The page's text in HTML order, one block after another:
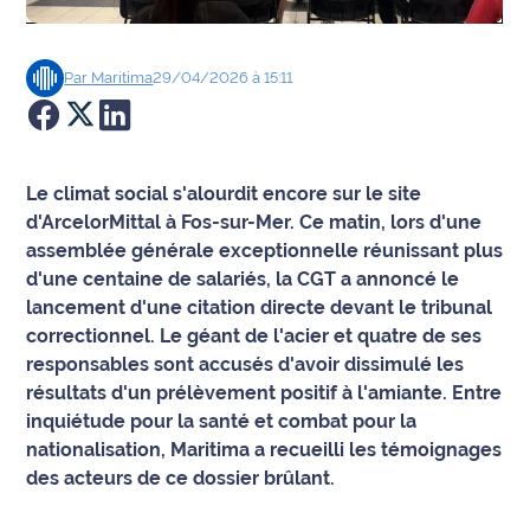
Société
Culture
Éducation
Emploi
Environnement
Info
route
Justice
Par Maritima29/04/2026 à 15:11
Le climat social s'alourdit encore sur le site
d'ArcelorMittal à Fos-sur-Mer. Ce matin, lors d'une
assemblée générale exceptionnelle réunissant plus
d'une centaine de salariés, la CGT a annoncé le
lancement d'une citation directe devant le tribunal
correctionnel. Le géant de l'acier et quatre de ses
responsables sont accusés d'avoir dissimulé les
résultats d'un prélèvement positif à l'amiante. Entre
inquiétude pour la santé et combat pour la
nationalisation, Maritima a recueilli les témoignages
des acteurs de ce dossier brûlant.